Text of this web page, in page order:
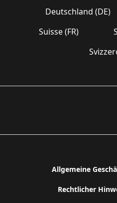
Deutschland (DE)
Suisse (FR)
Allgemeine
Rechtlicher